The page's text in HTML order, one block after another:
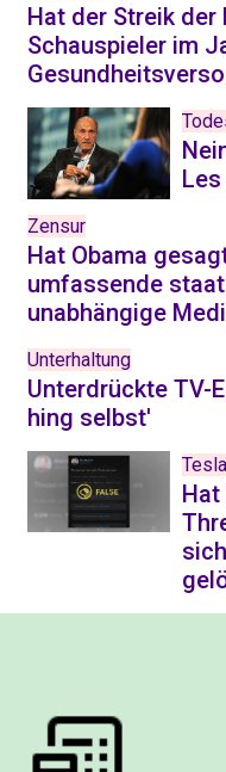
Hat der Streik
Schauspieler im
Zensur
Hat Obama
umfassende
unabhängige
Unterhaltung
Unterdrückte TV-
hing selbst'
Tesla
Hat